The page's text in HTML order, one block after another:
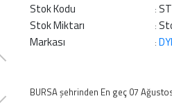
Stok Kodu :
Stok Miktarı
:
Markası
:
BURSA şehrinden En geç 07